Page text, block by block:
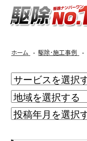
ホーム 駆除･施工事例